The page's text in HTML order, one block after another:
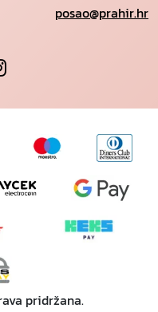
posao@prahir.hr
pridržana.